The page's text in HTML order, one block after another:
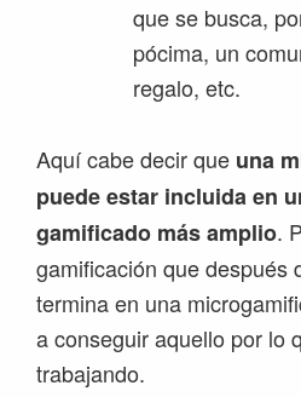
que se busca,
pócima, un
regalo, etc.
Aquí cabe decir que una
puede estar incluida en
gamificado más amplio.
gamificación que después
termina en una
a conseguir aquello por lo
trabajando.